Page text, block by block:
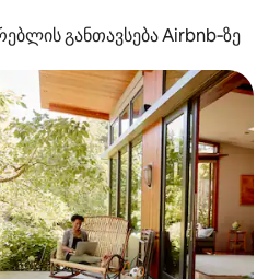
განთავსება Airbnb‑ზე